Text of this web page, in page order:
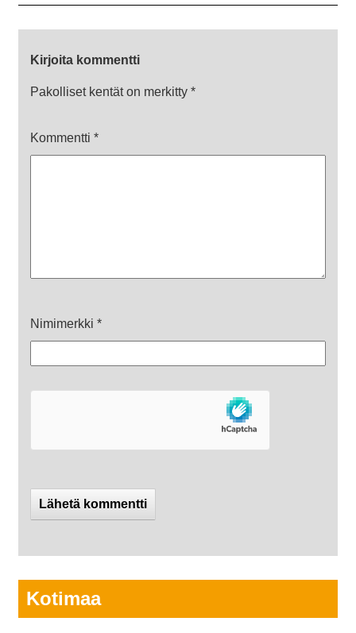
Kirjoita kommentti
Pakolliset kentät on merkitty *
Kommentti *
Nimimerkki *
Kotimaa